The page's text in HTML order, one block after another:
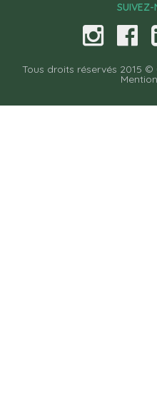
SUIVEZ-
Tous droits réservés 2015 ©